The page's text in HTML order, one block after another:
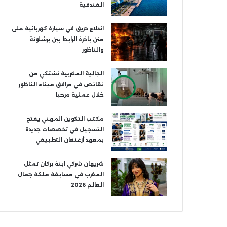
الفندقية
اندلاع حريق في سيارة كهربائية على
متن باخرة الرابط بين برشلونة
والناظور
الجالية المغربية تشتكي من
نقائص في مرافق ميناء الناظور
خلال عملية مرحبا
مكتب التكوين المهني يفتح
التسجيل في تخصصات جديدة
بمعهد أزغنغان التطبيقي
شريهان شركي ابنة بركان تمثل
المغرب في مسابقة ملكة جمال
العالم 2026